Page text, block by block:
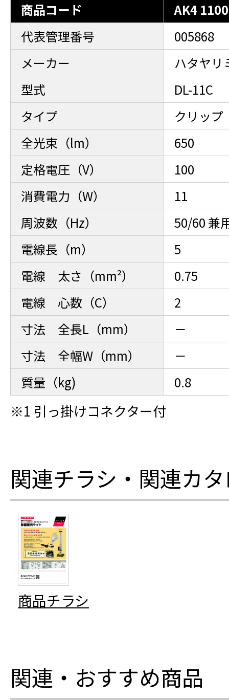
商品コード
AK4
代表管理番号
005868
メーカー
ハタヤリ
型式
DL-11C
タイプ
クリップ
全光束（lm）
650
定格電圧（V）
100
消費電力（W）
11
周波数（Hz）
50/60 兼
電線長（m）
5
電線 太さ（mm²）
0.75
電線 心数（C）
2
寸法 全長L（mm）
－
寸法 全幅W（mm）
－
質量（kg)
0.8
※1 引っ掛けコネクター付
関連チラシ・関連カ
商品チラシ
関連・おすすめ商品